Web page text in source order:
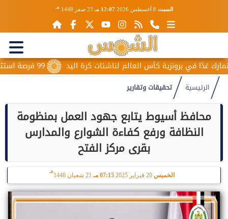
السبت 12:07 مـ 23 صفر 1448 هـ
99 فرصة استثمارية من الإسكان في المدن الجديدة و204 طلبات أجنبية خلال... كأس العالم لناشئات كرة اليد
الرئيسية تحقيقات وتقارير
محافظ أسيوط يتابع جهود العمل بمنظومة
النظافة ورفع كفاءة الشوارع والمدارس
بقرى مركز الفتح
الخميس 07:15 مـ 21 شعبان 1446
هـ